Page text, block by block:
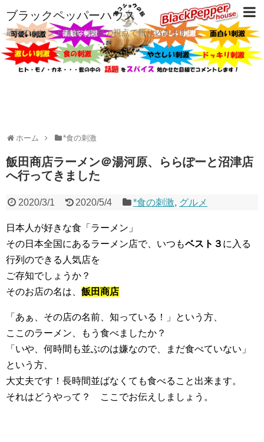
ブラックペッパーハウス
最新のトレンド情報に独自の視点で斬り込みます
ホーム *食の刺激
飯田商店ラーメン＠湯河原、ららぽーと沼津店
へ行ってきました
2020/3/1 2020/5/4 *食の刺激, グルメ
日本人が好きな食「ラーメン」
その日本全国にあるラーメン店で、いつもベスト３ に入る
行列のできる人気店を
ご存知でしょうか？
そのお店の名は、 飯田商店
「あぁ、その店の名前、知っている！」という方、
ここのラーメン、もう食べましたか？
「いや、何時間も並ぶのは嫌なので、まだ食べていない」
という方、
大丈夫です！長時間並ばなくても食べること出来ます。
それはどうやって？ ここでお伝えしましょう。